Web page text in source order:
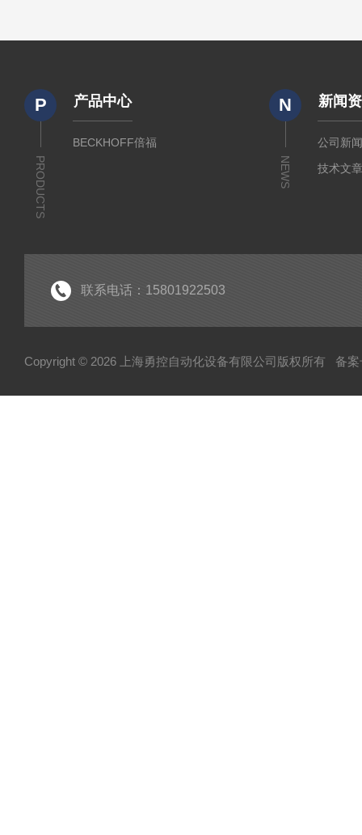
P
PRODUCTS
产品中心
BECKHOFF倍福
N
NEWS
新闻
公司新
技术文
联系电话：15801922503
Copyright © 2026 上海勇控自动化设备有限公司版权所有 备案